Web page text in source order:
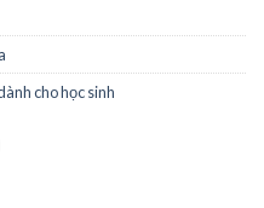
cho học sinh